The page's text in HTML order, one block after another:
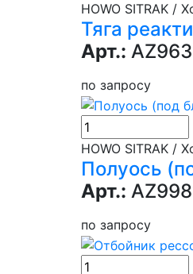
HOWO SITRAK /
Тяга
Арт.:
по запросу
HOWO SITRAK /
Полуось
Арт.:
по запросу